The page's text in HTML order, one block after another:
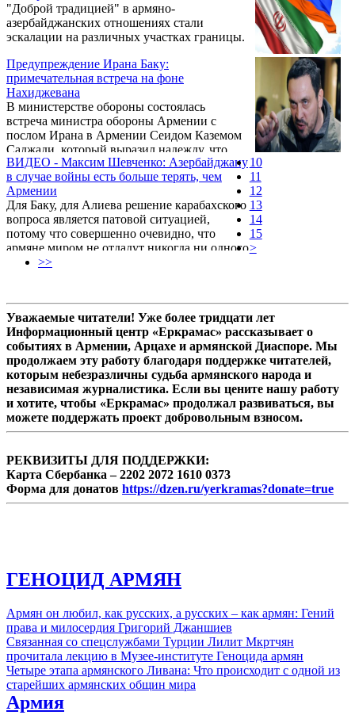
"Доброй традицией" в армяно-
азербайджанских отношениях стали
эскалации на различных участках границы.
Предупреждение Ирана Баку:
примечательная встреча на фоне
Нахиджевана
В министерстве обороны состоялась
встреча министра обороны Армении с
послом Ирана в Армении Сеидом Каземом
Саджади, который выразил надежду, что
армяно-иранские отношения в сфере
безопасности и обороны и впредь будут
развиваться. Отмечается, что, помимо
двусторонних вопросов, обсуждались
региональная безопасность и
урегулирование конфликтов.
ВИДЕО - Максим Шевченко: Азербайджану
в случае войны есть больше терять, чем
Армении
Для Баку, для Алиева решение карабахского
вопроса является патовой ситуацией,
потому что совершенно очевидно, что
армяне миром не отдадут никогда ни одного
кусочка земли, а война бесперспективна для
10
11
12
13
14
15
>
>>
Уважаемые читатели! Уже более тридцати лет
Информационный центр «Еркрамас» рассказывает о
событиях в Армении, Арцахе и армянской Диаспоре. Мы
продолжаем эту работу благодаря поддержке читателей,
которым небезразличны судьба армянского народа и
независимая журналистика. Если вы цените нашу работу
и хотите, чтобы «Еркрамас» продолжал развиваться, вы
можете поддержать проект добровольным взносом.
РЕКВИЗИТЫ ДЛЯ ПОДДЕРЖКИ:
Карта Сбербанка – 2202 2072 1610 0373
Форма для донатов https://dzen.ru/yerkramas?donate=true
ГЕНОЦИД АРМЯН
Армян он любил, как русских, а русских – как армян: Гений
права и милосердия Григорий Джаншиев
Связанная со спецслужбами Турции Лилит Мкртчян
прочитала лекцию в Музее-институте Геноцида армян
Четыре этапа армянского Ливана: Что происходит с одной из
старейших армянских общин мира
Армия